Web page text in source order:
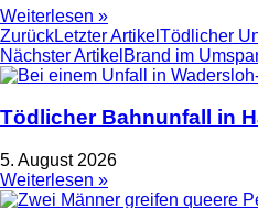
Weiterlesen »
ZurückLetzter Artikel Tödlicher
Nächster Artikel Brand im
Tödlicher Bahnunfall in
5. August 2026
Weiterlesen »